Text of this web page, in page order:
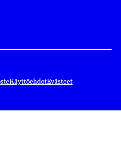
KäyttöehdotEvästeet